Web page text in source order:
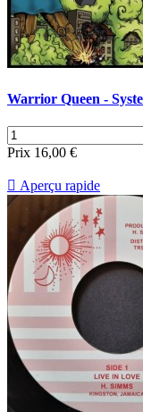
Warrior Queen -
Prix 16,00 €
 Aperçu rapide